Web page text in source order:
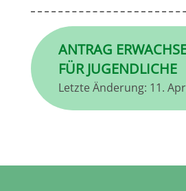
ANTRAG
FÜR JUGENDLICHE
Letzte Änderung: 11.